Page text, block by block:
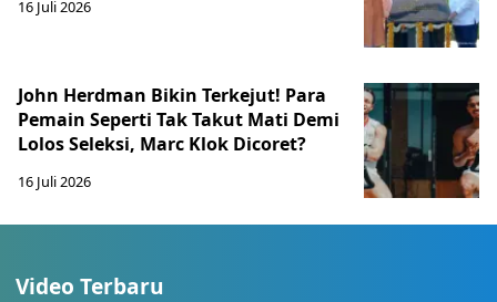
16 Juli 2026
John Herdman Bikin Terkejut! Para
Pemain Seperti Tak Takut Mati Demi
Lolos Seleksi, Marc Klok Dicoret?
16 Juli 2026
Video Terbaru